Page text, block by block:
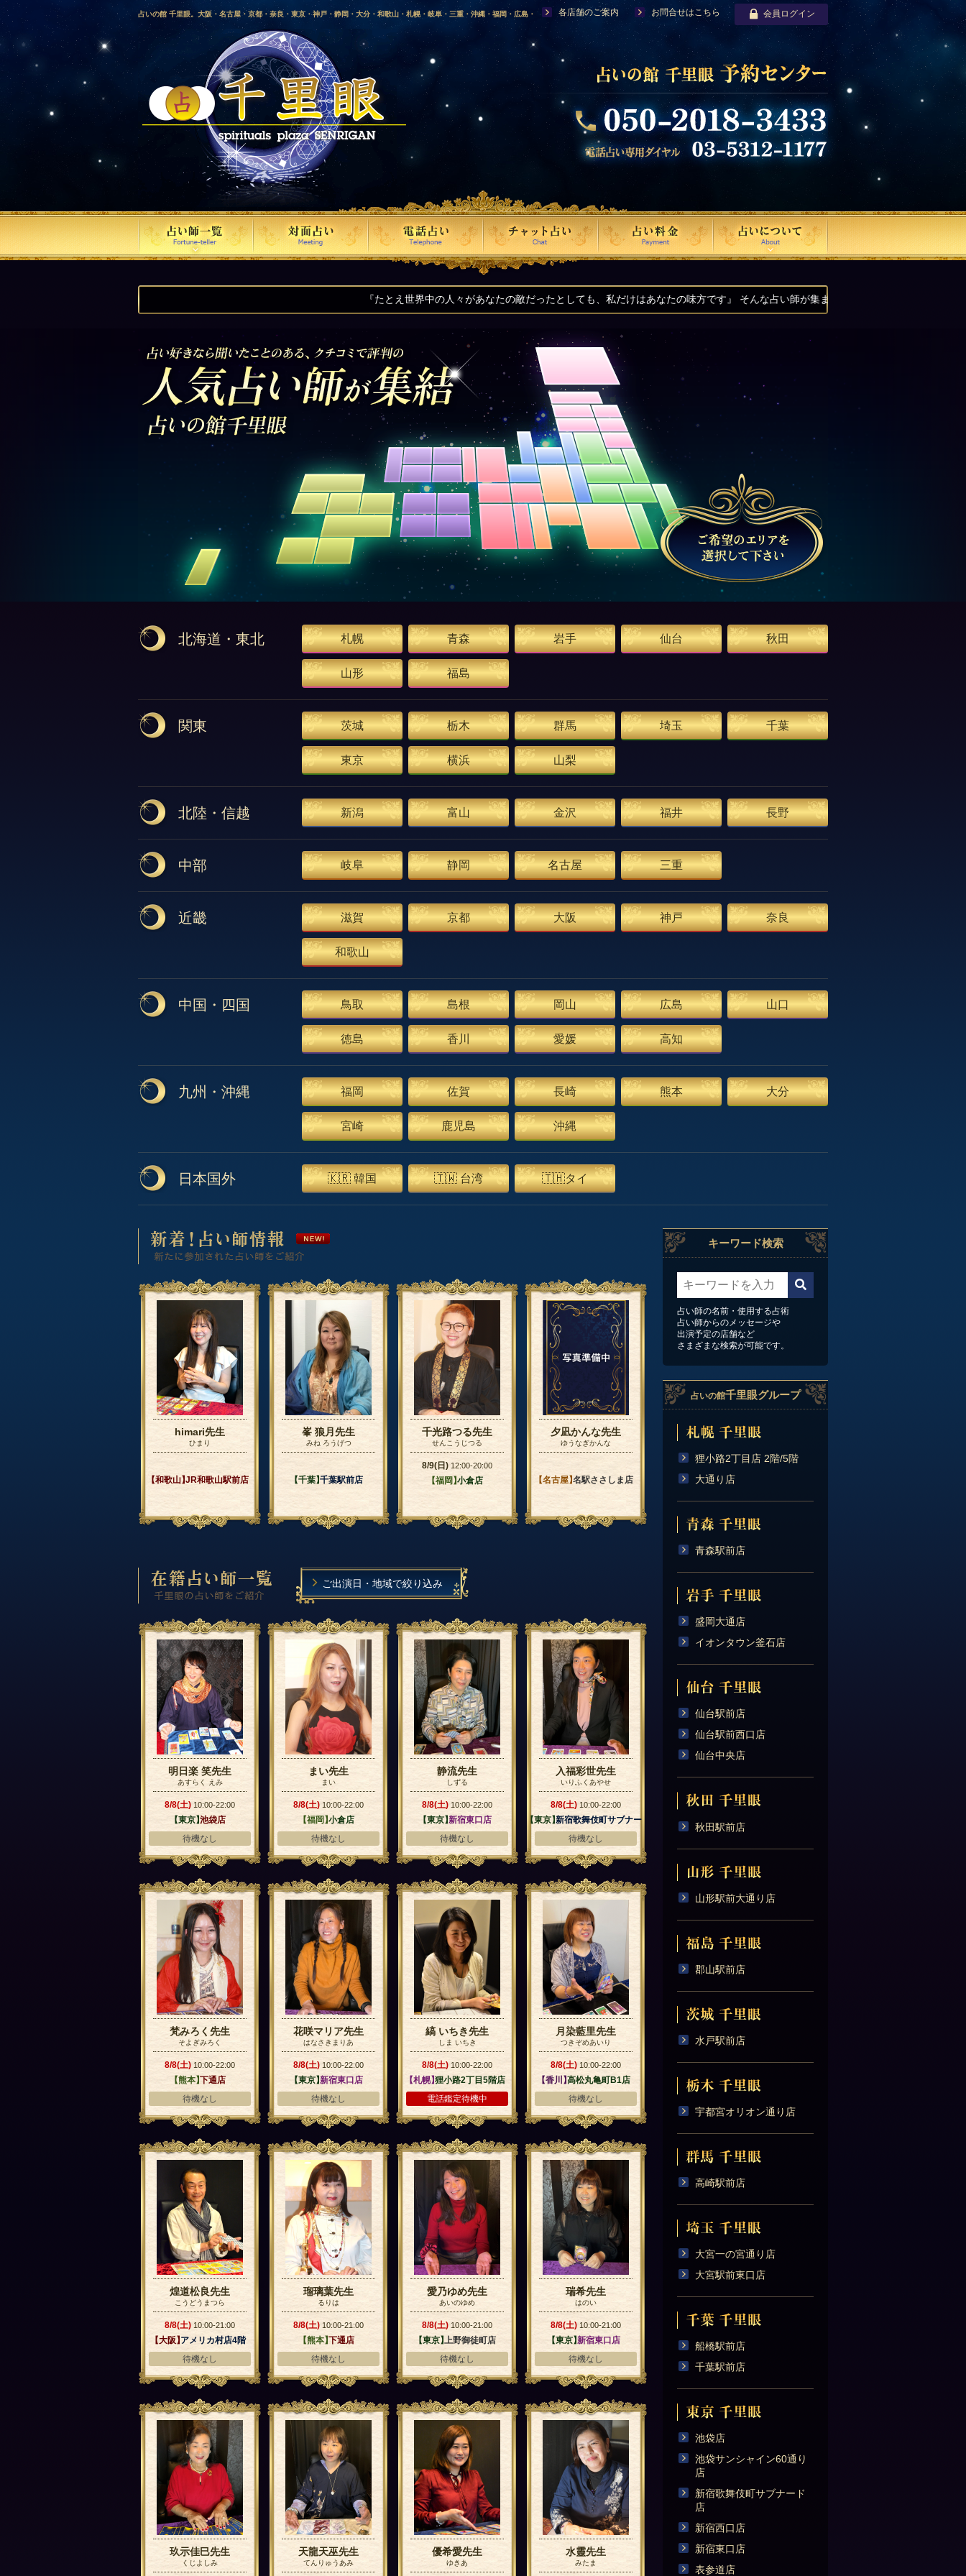
占いの館 千里眼。大阪・名古屋・京都・奈良・東京・神戸・静岡・大分・和歌山・札幌・岐阜・三重・沖縄・福岡・広島・
愛媛・鹿児島・徳島・香川・山形・岡山・横浜・千葉・福島・岩手・高知・熊本・群馬・滋賀・福井・仙台・山口・宮崎・山
梨・長野・埼玉・茨城・栃木・金沢・佐賀・長崎・鳥取・富山・新潟・秋田・青森・島根に店舗を構える、口コミで評判の人
気占い師による占い。
各店舗のご案内 お問合せはこちら 会員ログイン
『たとえ世界中の人々があなたの敵だったとしても、私だけはあなたの味方です』 そんな占い師が集まる、占いの館千里眼です。
北海道・東北 札幌 青森 岩手 仙台 秋田
山形 福島
関東 茨城 栃木 群馬 埼玉 千葉
東京 横浜 山梨
北陸・信越 新潟 富山 金沢 福井 長野
中部 岐阜 静岡 名古屋 三重
近畿 滋賀 京都 大阪 神戸 奈良
和歌山
中国・四国 鳥取 島根 岡山 広島 山口
徳島 香川 愛媛 高知
九州・沖縄 福岡 佐賀 長崎 熊本 大分
宮崎 鹿児島 沖縄
日本国外 🇰🇷 韓国 🇹🇼 台湾 🇹🇭タイ
himari先生
ひまり
【和歌山】JR和歌山駅前店
峯 狼月先生
みね ろうげつ
【千葉】千葉駅前店
千光路つる先生
せんこうじつる
8/9(日) 12:00-20:00
【福岡】小倉店
夕凪かんな先生
ゆうなぎかんな
【名古屋】名駅ささしま店
ご出演日・地域で絞り込み
明日楽 笑先生
あすらく えみ
8/8(土) 10:00-22:00
【東京】池袋店
待機なし
まい先生
まい
8/8(土) 10:00-22:00
【福岡】小倉店
待機なし
静流先生
しずる
8/8(土) 10:00-22:00
【東京】新宿東口店
待機なし
入福彩世先生
いりふくあやせ
8/8(土) 10:00-22:00
【東京】新宿歌舞伎町サブナー
ド店
待機なし
梵みろく先生
そよぎみろく
8/8(土) 10:00-22:00
【熊本】下通店
待機なし
花咲マリア先生
はなさきまりあ
8/8(土) 10:00-22:00
【東京】新宿東口店
待機なし
縞 いちき先生
しま いちき
8/8(土) 10:00-22:00
【札幌】狸小路2丁目5階店
電話鑑定待機中
月染藍里先生
つきぞめあいり
8/8(土) 10:00-22:00
【香川】高松丸亀町B1店
待機なし
煌道松良先生
こうどうまつら
8/8(土) 10:00-21:00
【大阪】アメリカ村店4階
待機なし
瑠璃葉先生
るりは
8/8(土) 10:00-21:00
【熊本】下通店
待機なし
愛乃ゆめ先生
あいのゆめ
8/8(土) 10:00-21:00
【東京】上野御徒町店
待機なし
瑞希先生
はのい
8/8(土) 10:00-21:00
【東京】新宿東口店
待機なし
玖示佳巳先生
くじよしみ
天龍天巫先生
てんりゅうあみ
優希愛先生
ゆきあ
水靈先生
みたま
キーワード検索
占い師の名前・使用する占術
占い師からのメッセージや
出演予定の店舗など
さまざまな検索が可能です。
占いの館千里眼グループ
狸小路2丁目店 2階/5階
大通り店
青森駅前店
盛岡大通店
イオンタウン釜石店
仙台駅前店
仙台駅前西口店
仙台中央店
秋田駅前店
山形駅前大通り店
郡山駅前店
水戸駅前店
宇都宮オリオン通り店
高崎駅前店
大宮一の宮通り店
大宮駅前東口店
船橋駅前店
千葉駅前店
池袋店
池袋サンシャイン60通り
店
新宿歌舞伎町サブナード
店
新宿西口店
新宿東口店
表参道店